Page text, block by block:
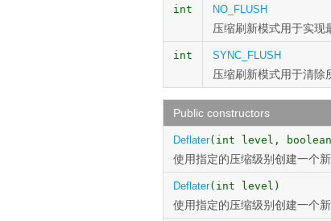
int NO_FLUSH
压缩刷新模式用于实现
int SYNC_FLUSH
压缩刷新模式用于清除
Public constructors
Deflater(int level, boolean
使用指定的压缩级别创建一个新
Deflater(int level)
使用指定的压缩级别创建一个新